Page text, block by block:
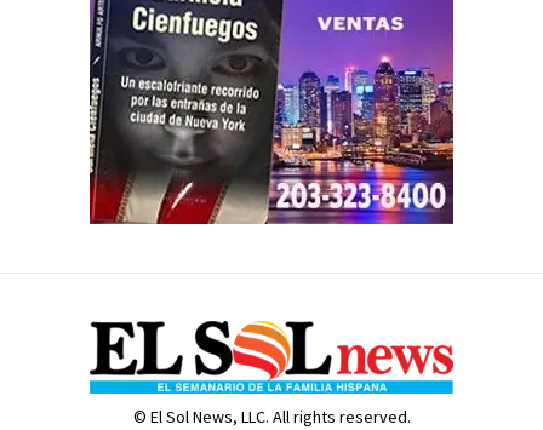
© El Sol News, LLC. All rights reserved.